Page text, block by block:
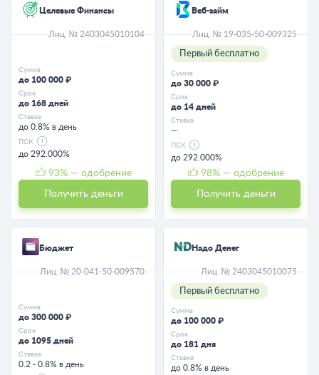
Целевые Финансы
Лиц. № 2403045010104
Сумма
до 100 000 ₽
Срок
до 168 дней
Ставка
до 0.8% в день
ПСК
до 292.000%
93% — одобрение
Получить деньги
Веб-займ
Лиц. № 19-035-50-009325
Первый бесплатно
Сумма
до 30 000 ₽
Срок
до 14 дней
Ставка
—
ПСК
до 292.000%
98% — одобрение
Получить деньги
Бюджет
Лиц. № 20-041-50-009570
Сумма
до 300 000 ₽
Срок
до 1095 дней
Ставка
0.2 - 0.8% в день
Надо Денег
Лиц. № 2403045010075
Первый бесплатно
Сумма
до 100 000 ₽
Срок
до 181 дня
Ставка
до 0.8% в день